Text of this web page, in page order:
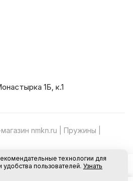
В корзину
1Б, к.1
nmkn.ru | Пружины |
Конфиденциальность Оферта
технологии для
пользователей. Узнать